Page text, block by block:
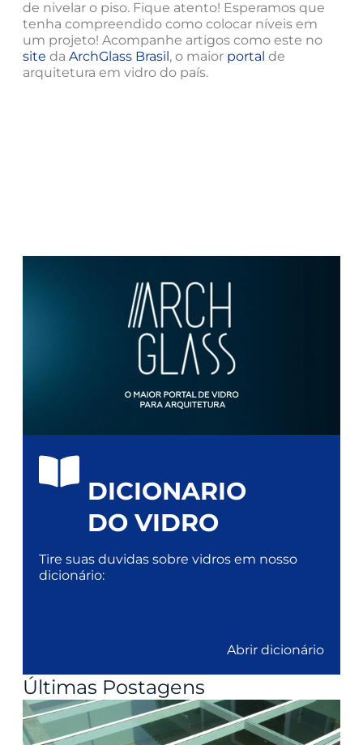
de nivelar o piso. Fique atento! Esperamos que
tenha compreendido como colocar níveis em
um projeto! Acompanhe artigos como este no
site da ArchGlass Brasil , o maior portal de
arquitetura em vidro do país.
DICIONARIO
DO VIDRO
Tire suas duvidas sobre vidros em nosso
dicionário:
Abrir dicionário
Últimas Postagens